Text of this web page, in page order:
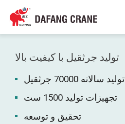
تولید جرثقیل با کیفیت بالا
تولید سالانه 70000 جرثقیل
تجهیزات تولید 1500 ست
تحقیق و توسعه
हिन्दी
Bahasa Indonesia
Bahasa Melayu
Tiếng Việt
简体中文
বাংলা
Pilipino
اردو